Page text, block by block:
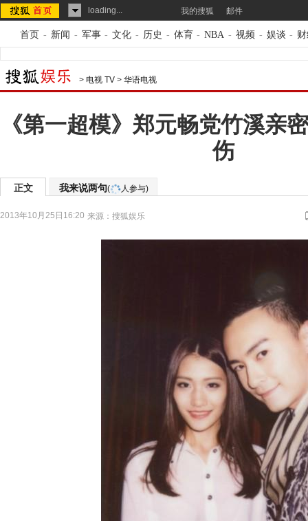
loading... 我的搜狐 邮件
首页 - 新闻 - 军事 - 文化 - 历史 - 体育 - NBA - 视频 - 娱谈 -
> 电视 TV > 华语电视
《第一超模》郑元畅党竹溪亲
伤
正文 我来说两句( 人参与)
2013年10月25日16:20 来源： 搜狐娱乐